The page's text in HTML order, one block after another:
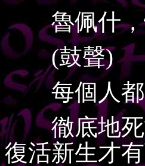
魯佩什，
(鼓聲)
每個人都
徹底地死於
復活新生才有